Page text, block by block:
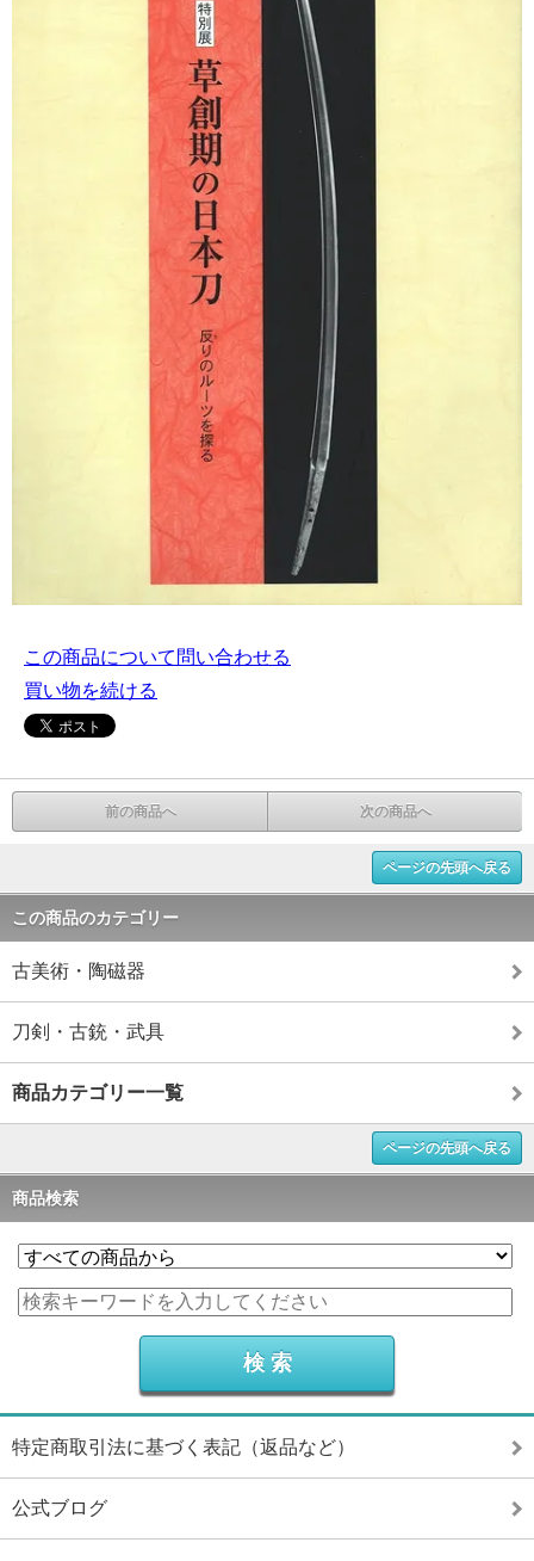
この商品について問い合わせる
買い物を続ける
前の商品へ 次の商品へ
ページの先頭へ戻る
この商品のカテゴリー
古美術・陶磁器
刀剣・古銃・武具
商品カテゴリー一覧
ページの先頭へ戻る
商品検索
特定商取引法に基づく表記（返品など）
公式ブログ